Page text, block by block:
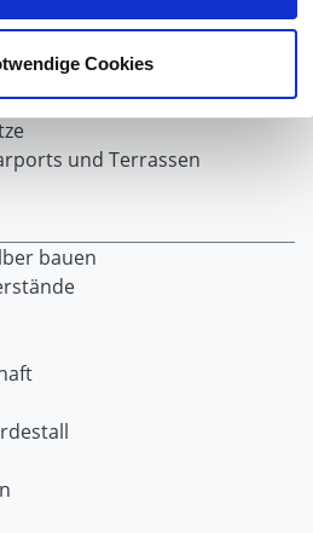
Cookies
und Terrassen
bauen